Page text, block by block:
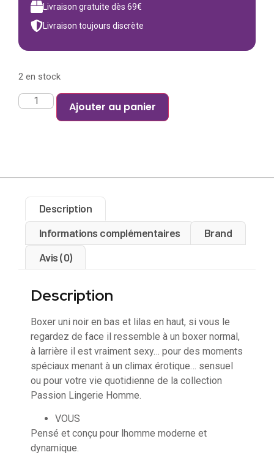
Livraison gratuite dès 69€
Livraison toujours discrète
2 en stock
Ajouter au panier
Description
Informations complémentaires
Brand
Avis (0)
Description
Boxer uni noir en bas et lilas en haut, si vous le
regardez de face il ressemble à un boxer normal,
à larrière il est vraiment sexy… pour des moments
spéciaux menant à un climax érotique… sensuel
ou pour votre vie quotidienne de la collection
Passion Lingerie Homme.
VOUS
Pensé et conçu pour lhomme moderne et
dynamique.